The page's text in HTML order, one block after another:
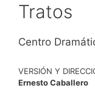
Tratos
Centro
VERSIÓN Y
Ernesto Caballero